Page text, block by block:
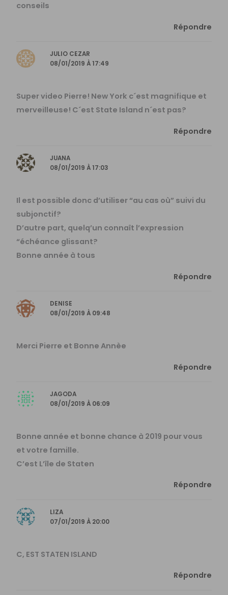
conseils
Répondre
JULIO CEZAR
08/01/2019 À 17:49
Super video Pierre! New York c´est magnifique et
merveilleuse! C´est State Island n´est pas?
Répondre
JUANA
08/01/2019 À 17:03
Il est possible donc d’utiliser “au cas où” suivi du
subjonctif?
D’autre part, quelq’un connaît l’expression
“échéance glissant?
Bonne année à tous
Répondre
DENISE
08/01/2019 À 09:48
Merci Pierre et Bonne Annèe
Répondre
JAGODA
08/01/2019 À 06:09
Bonne année et bonne chance à 2019 pour vous
et votre famille.
C’est L’île de Staten
Répondre
LIZA
07/01/2019 À 20:00
C, EST STATEN ISLAND
Répondre